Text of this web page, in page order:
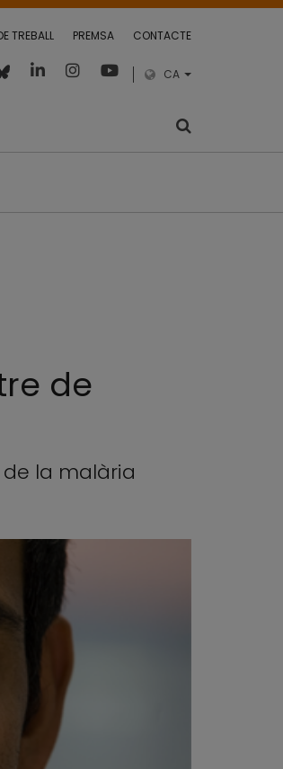
TREBALL PREMSA CONTACTE
CA
de
la malària